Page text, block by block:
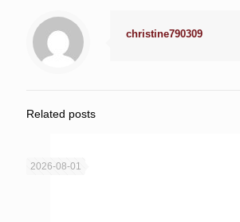
christine790309
Related posts
2026-08-01